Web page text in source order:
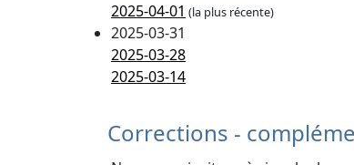
2025-04-01 (la plus récente)
2025-03-31
2025-03-28
2025-03-14
Corrections -